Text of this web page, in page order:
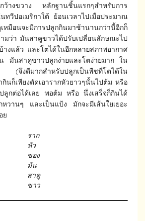
กว้างขวาง หลักฐานชิ้นแรกๆสำหรับการ
ทวีปอเมริกาใต้ ย้อนเวลาไปเมื่อประมาณ
หมือนจะมีการปลูกกินมาช้านานกว่านี้อีกก็
มว่า มันสาคูขาวได้ปรับเปลี่ยนลักษณะไป
างแล้ว และโตได้ในอีกหลายสภาพอากาศ
มันสาคูขาวปลูกง่ายและโตง่ายมาก ใน
(จึงดีมากสำหรับปลูกเป็นพืชที่โตได้ใน
นก็เพียงตัดเอารากหัวยาวๆนั้นไปต้ม หรือ
ลูกต่อได้เลย พอต้ม หรือ นึ่งเสร็จก็กินได้
วานๆ และเป็นแป้ง มักจะมีเส้นใยเยอะ
ย
ราก
หัว
ของ
มัน
สาคู
ขาว